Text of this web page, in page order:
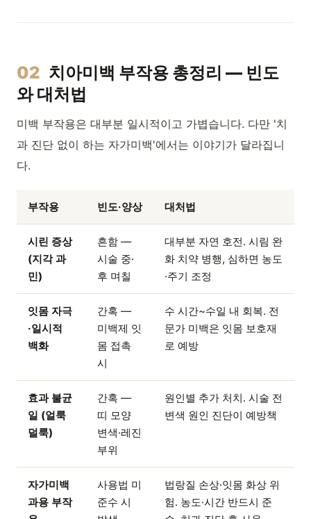
02 치아미백 부작용 총정리 — 빈도
와 대처법
미백 부작용은 대부분 일시적이고 가볍습니다. 다만 '치
과 진단 없이 하는 자가미백'에서는 이야기가 달라집니
다.
부작용 빈도·양상 대처법
시린 증상
(지각 과
민)
흔함 —
시술 중·
후 며칠
대부분 자연 호전. 시림 완
화 치약 병행, 심하면 농도
·주기 조정
잇몸 자극
·일시적
백화
간혹 —
미백제 잇
몸 접촉
시
수 시간~수일 내 회복. 전
문가 미백은 잇몸 보호재
로 예방
효과 불균
일 (얼룩
덜룩)
간혹 —
띠 모양
변색·레진
부위
원인별 추가 처치. 시술 전
변색 원인 진단이 예방책
자가미백
과용 부작
사용법 미
준수 시
법랑질 손상·잇몸 화상 위
험. 농도·시간 반드시 준